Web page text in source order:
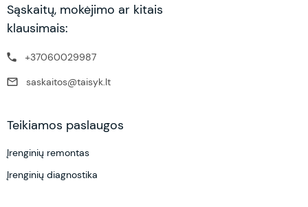
Sąskaitų, mokėjimo ar kitais
klausimais:
+37060029987
saskaitos@taisyk.lt
Teikiamos paslaugos
Įrenginių remontas
Įrenginių diagnostika